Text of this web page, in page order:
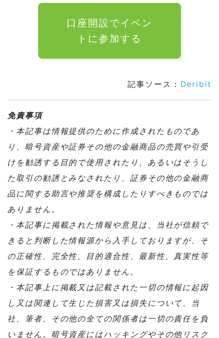
口座開設でイベン
トに参加する
記事ソース： Deribit
免責事項
・本記事は情報提供のために作成されたものであ
り、暗号資産や証券その他の金融商品の売買や引受
けを勧誘する目的で使用されたり、あるいはそうし
た取引の勧誘とみなされたり、証券その他の金融商
品に関する助言や推奨を構成したりすべきものでは
ありません。
・本記事に掲載された情報や意見は、当社が信頼で
きると判断した情報源から入手しておりますが、そ
の正確性、完全性、目的適合性、最新性、真実性等
を保証するものではありません。
・本記事上に掲載又は記載された一切の情報に起因
し又は関連して生じた損害又は損失について、当
社、筆者、その他の全ての関係者は一切の責任を負
いません。暗号資産にはハッキングやその他リスク